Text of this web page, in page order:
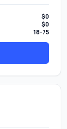
$0
$0
18-75